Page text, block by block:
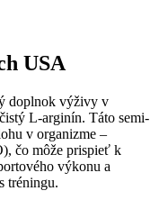
USA
doplnok výživy v
L-arginín. Táto semi-
v organizme –
čo môže prispieť k
výkonu a
tréningu.